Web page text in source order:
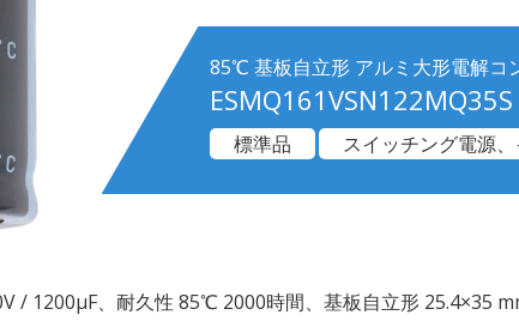
85℃ 基板自立形 アルミ大形電解コ
ESMQ161VSN122MQ35S
標準品
スイッチング電源
/ 1200µF、耐久性 85℃ 2000時間、基板自立形 25.4×35